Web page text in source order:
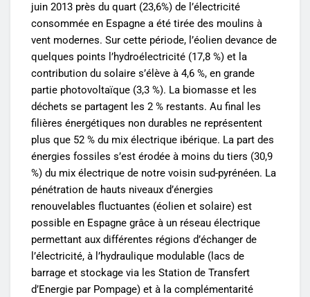
juin 2013 près du quart (23,6%) de l’électricité
consommée en Espagne a été tirée des moulins à
vent modernes. Sur cette période, l’éolien devance de
quelques points l’hydroélectricité (17,8 %) et la
contribution du solaire s’élève à 4,6 %, en grande
partie photovoltaïque (3,3 %). La biomasse et les
déchets se partagent les 2 % restants. Au final les
filières énergétiques non durables ne représentent
plus que 52 % du mix électrique ibérique. La part des
énergies fossiles s’est érodée à moins du tiers (30,9
%) du mix électrique de notre voisin sud-pyrénéen. La
pénétration de hauts niveaux d’énergies
renouvelables fluctuantes (éolien et solaire) est
possible en Espagne grâce à un réseau électrique
permettant aux différentes régions d’échanger de
l’électricité, à l’hydraulique modulable (lacs de
barrage et stockage via les Station de Transfert
d’Energie par Pompage) et à la complémentarité